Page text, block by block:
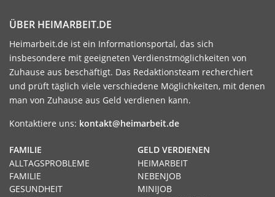
ÜBER HEIMARBEIT.DE
Heimarbeit.de ist ein Informationsportal, das sich
insbesondere mit geeigneten Verdienstmöglichkeiten von
Zuhause aus beschäftigt. Das Redaktionsteam recherchiert
und prüft täglich viele verschiedene Möglichkeiten, mit denen
man von Zuhause aus Geld verdienen kann.
Kontaktiere uns: kontakt@heimarbeit.de
GELD VERDIENEN
HEIMARBEIT
NEBENJOB
MINIJOB
FAMILIE
ALLTAGSPROBLEME
FAMILIE
GESUNDHEIT